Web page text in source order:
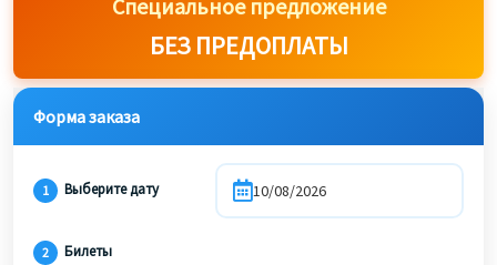
Специальное предложение
БЕЗ ПРЕДОПЛАТЫ
Форма заказа
1 Выберите дату
2 Билеты